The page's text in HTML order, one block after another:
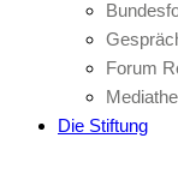
Forum
Die Stiftung